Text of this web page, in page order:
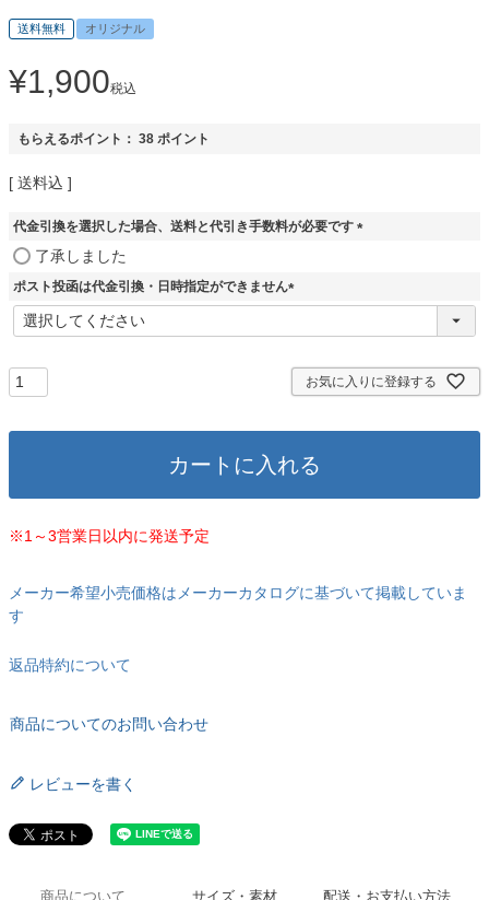
送料無料 オリジナル
¥1,900税込
もらえるポイント： 38 ポイント
送料込
代金引換を選択した場合、送料と代引き手数料が必要です
)
了承しました
ポスト投函は代金引換・日時指定ができません
(
)
お気に入りに登録する
カートに入れる
※1～3営業日以内に発送予定
メーカー希望小売価格はメーカーカタログに基づいて掲載していま
す
返品特約について
商品についてのお問い合わせ
レビューを書く
商品について サイズ・素材 配送・お支払い方法